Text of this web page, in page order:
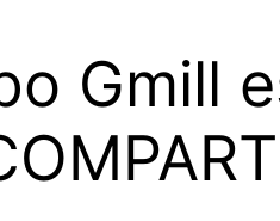
Gmill